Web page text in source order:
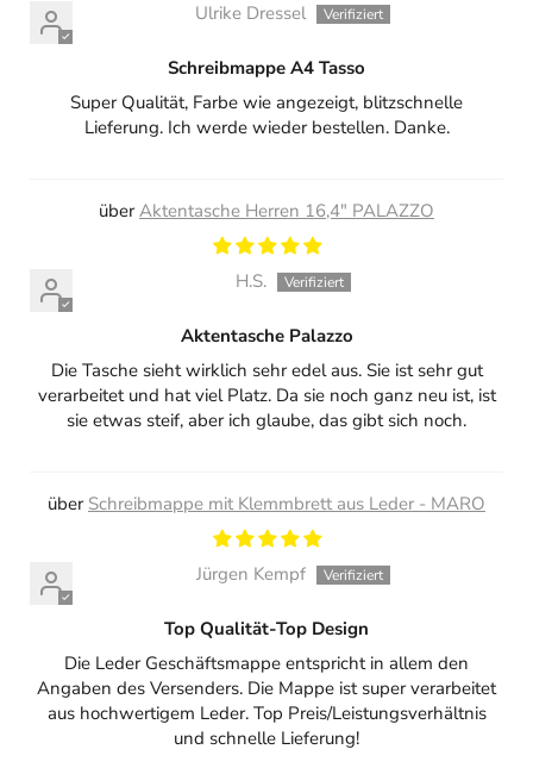
Ulrike Dressel
Schreibmappe A4 Tasso
Super Qualität, Farbe wie angezeigt, blitzschnelle
Lieferung. Ich werde wieder bestellen. Danke.
Aktentasche Herren 16,4" PALAZZO
H.S.
Aktentasche Palazzo
Die Tasche sieht wirklich sehr edel aus. Sie ist sehr gut
verarbeitet und hat viel Platz. Da sie noch ganz neu ist, ist
sie etwas steif, aber ich glaube, das gibt sich noch.
Schreibmappe mit Klemmbrett aus Leder - MARO
Jürgen Kempf
Top Qualität-Top Design
Die Leder Geschäftsmappe entspricht in allem den
Angaben des Versenders. Die Mappe ist super verarbeitet
aus hochwertigem Leder. Top Preis/Leistungsverhältnis
und schnelle Lieferung!